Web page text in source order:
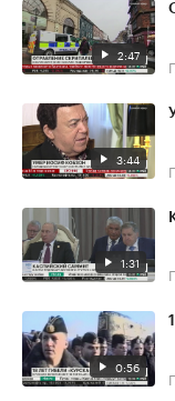
2:47
3:44
1:31
0:56